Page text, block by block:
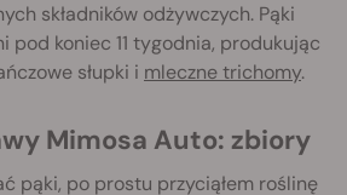
składników odżywczych. Pąki
pod koniec 11 tygodnia, produkując
słupki i mleczne trichomy.
Mimosa Auto: zbiory
pąki, po prostu przyciąłem roślinę